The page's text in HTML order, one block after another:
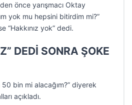
önce yarışmacı Oktay
yok mu hepsini bitirdim mi?”
“Hakkınız yok” dedi.
DEDİ SONRA ŞOKE
50 bin mi alacağım?” diyerek
açıkladı.